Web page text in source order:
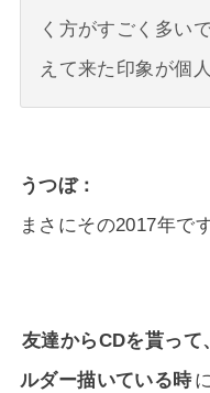
く方がすごく多い
えて来た印象が個
うつぼ
まさにその2017年で
友達からCDを貰っ
ルダー描いている時